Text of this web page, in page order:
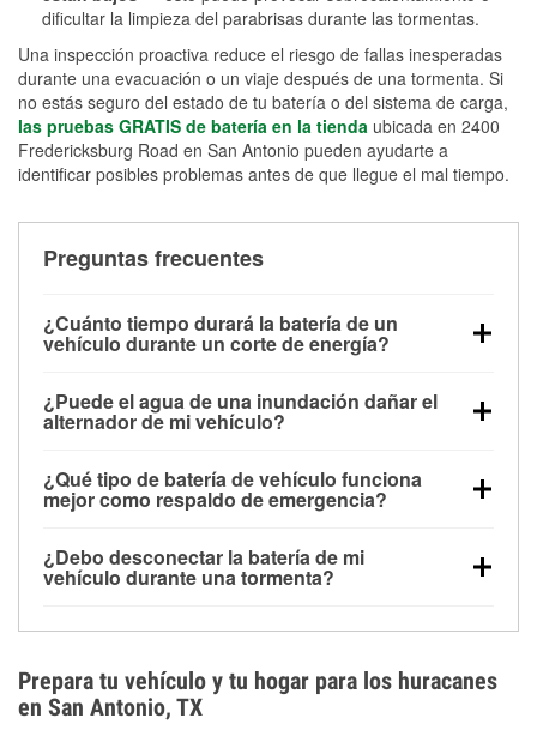
dificultar la limpieza del parabrisas durante las tormentas.
Una inspección proactiva reduce el riesgo de fallas inesperadas
durante una evacuación o un viaje después de una tormenta. Si
no estás seguro del estado de tu batería o del sistema de carga,
las pruebas GRATIS de batería en la tienda ubicada en 2400
Fredericksburg Road en San Antonio pueden ayudarte a
identificar posibles problemas antes de que llegue el mal tiempo.
Preguntas frecuentes
¿Cuánto tiempo durará la batería de un
vehículo durante un corte de energía?
alimentar pequeños accesorios durante un tiempo
limitado, pero el uso repetido sin conducir el vehículo
contar con un equipo de carga de respaldo para
cortes prolongados.
¿Puede el agua de una inundación dañar el
alternador de mi vehículo?
parte baja del compartimento del motor y pueden
dañarse si se sumergen, lo que puede provocar una
días después de la exposición.
¿Qué tipo de batería de vehículo funciona
mejor como respaldo de emergencia?
para aplicaciones de ciclo profundo porque son
selladas, resistentes a las vibraciones y más
¿Debo desconectar la batería de mi
vehículo durante una tormenta?
los daños por inundación. Evitar el agua estancada y
preparar opciones de carga de respaldo son
medidas de protección más efectivas.
Prepara tu vehículo y tu hogar para los huracanes
en San Antonio, TX